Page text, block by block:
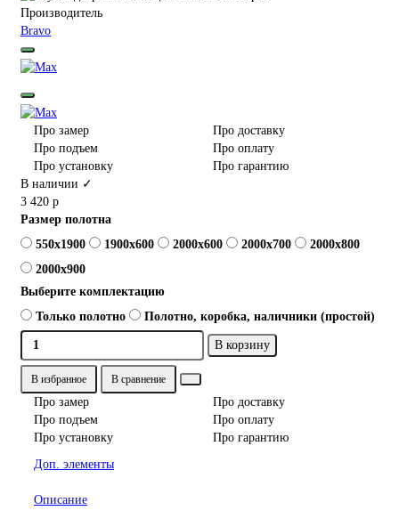
Производитель
Bravo
Про замер
Про доставку
Про подъем
Про оплату
Про установку
Про гарантию
В наличии ✓
3 420 р
Размер полотна
550x1900
1900x600 2000x600 2000x700
2000x800
2000x900
Выберите комплектацию
Только полотно
Полотно, коробка, наличники (простой)
В корзину
В избранное В сравнение
Про замер
Про доставку
Про подъем
Про оплату
Про установку
Про гарантию
Доп. элементы
Описание